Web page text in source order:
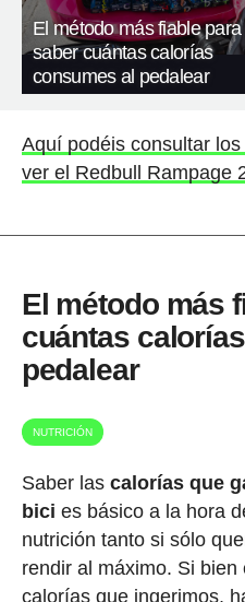
El método más fiable para
saber cuántas calorías
consumes al pedalear
Aquí podéis consultar
ver el Redbull Rampage
El método más
cuántas
pedalear
NUTRICIÓN
Saber las calorías que
bici es básico a la hora
nutrición tanto si sólo
rendir al máximo. Si
calorías que ingerimos,